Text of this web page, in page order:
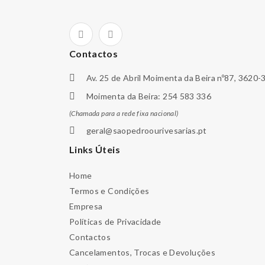
Contactos
Av. 25 de Abril Moimenta da Beira nº87, 3620-
Moimenta da Beira: 254 583 336
(Chamada para a rede fixa nacional)
geral@saopedroourivesarias.pt
Links Úteis
Home
Termos e Condições
Empresa
Políticas de Privacidade
Contactos
Cancelamentos, Trocas e Devoluções